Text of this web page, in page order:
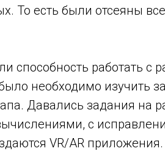
То есть были отсеяны
способность работать
необходимо изучить
Давались задания на
с
VR/AR приложения.